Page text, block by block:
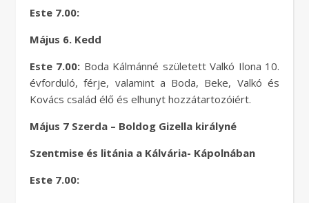
Este 7.00:
Május 6. Kedd
Este 7.00: Boda Kálmánné született Valkó Ilona 10.
évforduló, férje, valamint a Boda, Beke, Valkó és
Kovács család élő és elhunyt hozzátartozóiért.
Május 7 Szerda – Boldog Gizella királyné
Szentmise és litánia a Kálvária- Kápolnában
Este 7.00: